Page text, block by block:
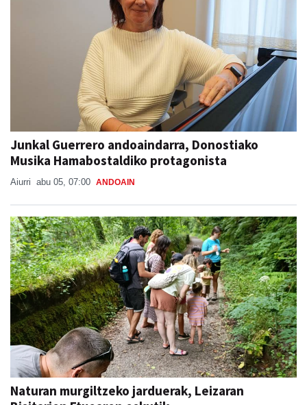
Junkal Guerrero andoaindarra, Donostiako
Musika Hamabostaldiko protagonista
Aiurri abu 05, 07:00 ANDOAIN
Naturan murgiltzeko jarduerak, Leizaran